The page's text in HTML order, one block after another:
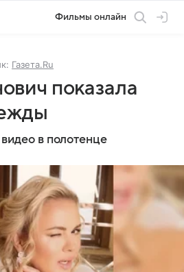
Фильмы онлайн
Газета.Ru
показала
в полотенце